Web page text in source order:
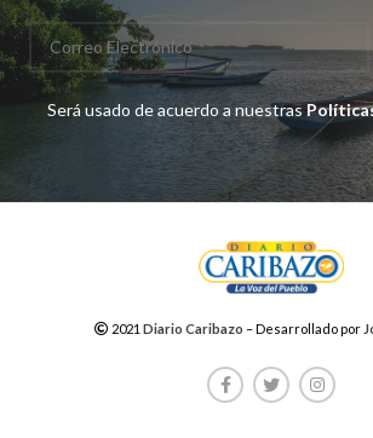
Será usado de acuerdo a nuestras
2021 Diario Caribazo – Desarrollado por